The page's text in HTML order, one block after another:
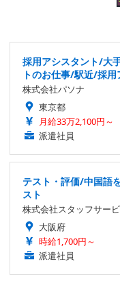
採用アシスタント/大
トのお仕事/駅近/採
株式会社パソナ
東京都
月給33万2,100円～
派遣社員
テスト・評価/中国語
スト
株式会社スタッフサー
大阪府
時給1,700円～
派遣社員